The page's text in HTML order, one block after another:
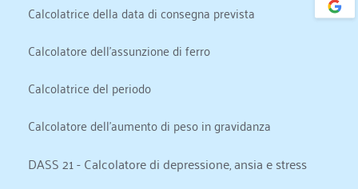
Calcolatrice della data di consegna prevista
Calcolatore dell'assunzione di ferro
Calcolatrice del periodo
Calcolatore dell'aumento di peso in gravidanza
DASS 21 - Calcolatore di depressione, ansia e stress